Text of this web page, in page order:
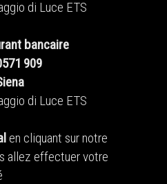
di Luce ETS
bancaire
909
di Luce ETS
en cliquant sur notre
allez effectuer votre